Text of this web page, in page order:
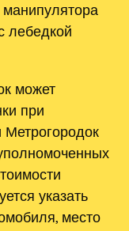
лебедкой
может
при
указать
место